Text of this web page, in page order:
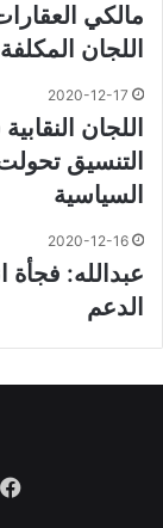
مالكي
اللجان
2020-12-17
اللجان
التنسيق
السياسية
2020-12-16
عبدالله:
الدعم